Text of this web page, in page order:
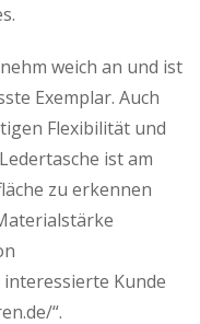
weich an und ist
Exemplar. Auch
Flexibilität und
ist am
zu erkennen
Kunde
“.